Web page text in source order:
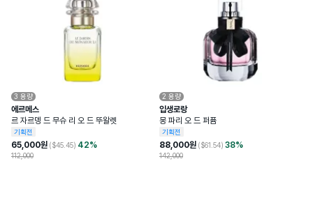
3 용량
에르메스
르 자르뎅 드 무슈 리 오 드 뚜왈렛
기획전
65,000원 ($45.45) 42%
112,000
2 용량
입생로랑
몽 파리 오 드 퍼퓸
기획전
88,000원 ($61.54) 38%
142,000